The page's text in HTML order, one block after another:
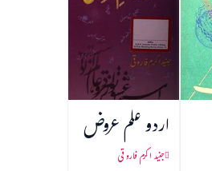
اردو علم عروض
جنید اکرم فاروقی